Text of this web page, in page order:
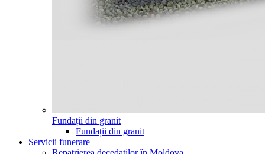
Fundații din granit
Fundații din granit
Servicii funerare